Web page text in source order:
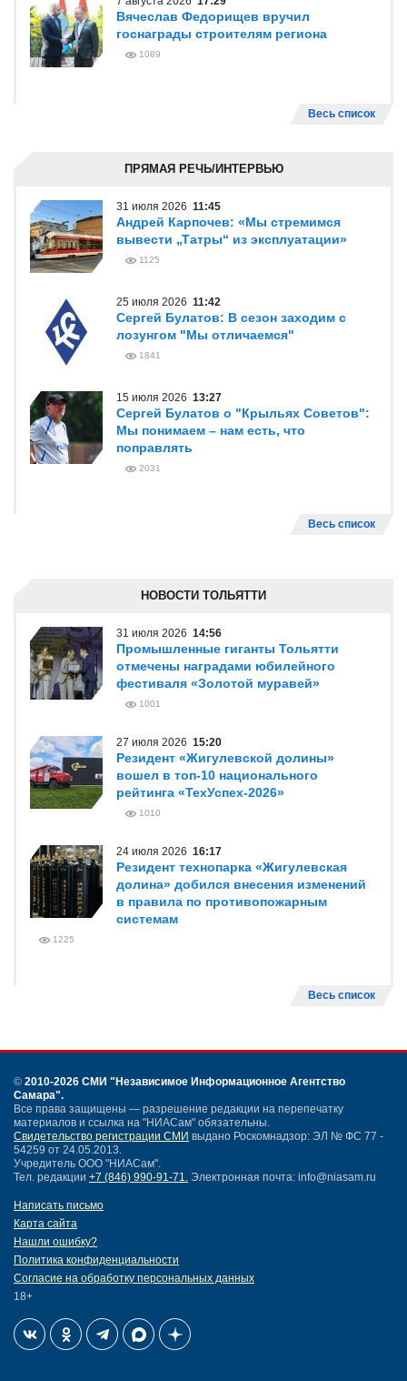
Вячеслав Федорищев вручил
госнаграды строителям региона
1089
Весь список
ПРЯМАЯ РЕЧЬ/ИНТЕРВЬЮ
31 июля 2026 11:45
Андрей Карпочев: «Мы стремимся
вывести „Татры“ из эксплуатации»
1125
25 июля 2026 11:42
Сергей Булатов: В сезон заходим с
лозунгом "Мы отличаемся"
1841
15 июля 2026 13:27
Сергей Булатов о "Крыльях Советов":
Мы понимаем – нам есть, что
поправлять
2031
Весь список
НОВОСТИ ТОЛЬЯТТИ
31 июля 2026 14:56
Промышленные гиганты Тольятти
отмечены наградами юбилейного
фестиваля «Золотой муравей»
1001
27 июля 2026 15:20
Резидент «Жигулевской долины»
вошел в топ-10 национального
рейтинга «ТехУспех-2026»
1010
24 июля 2026 16:17
Резидент технопарка «Жигулевская
долина» добился внесения изменений
в правила по противопожарным
системам
1225
Весь список
© 2010-2026 СМИ "Независимое Информационное Агентство
Самара".
Все права защищены — разрешение редакции на перепечатку
материалов и ссылка на "НИАСам" обязательны.
Свидетельство регистрации СМИ выдано Роскомнадзор: ЭЛ № ФС 77 -
54259 от 24.05.2013.
Учредитель ООО "НИАСам".
Тел. редакции +7 (846) 990-91-71. Электронная почта: info@niasam.ru
Написать письмо
Карта сайта
Нашли ошибку?
Политика конфиденциальности
Согласие на обработку персональных данных
18+